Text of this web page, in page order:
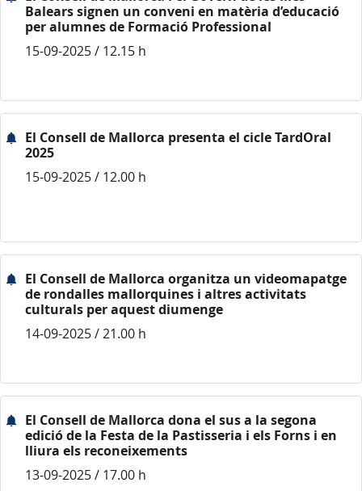
Balears signen un conveni en matèria d’educació
per alumnes de Formació Professional
15-09-2025 / 12.15 h
El Consell de Mallorca presenta el cicle TardOral
2025
15-09-2025 / 12.00 h
El Consell de Mallorca organitza un videomapatge
de rondalles mallorquines i altres activitats
culturals per aquest diumenge
14-09-2025 / 21.00 h
El Consell de Mallorca dona el sus a la segona
edició de la Festa de la Pastisseria i els Forns i en
lliura els reconeixements
13-09-2025 / 17.00 h